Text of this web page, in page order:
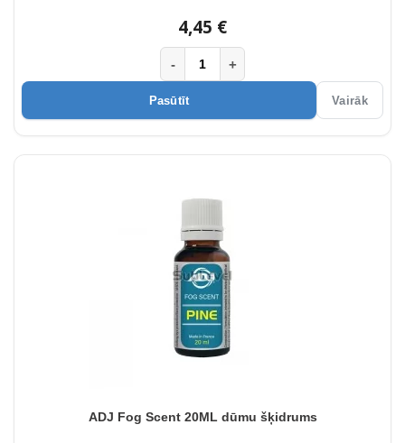
4,45 €
- +
Pasūtīt Vairāk
ADJ Fog Scent 20ML dūmu šķidrums